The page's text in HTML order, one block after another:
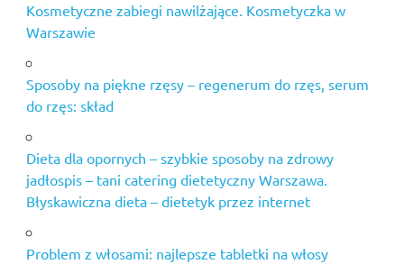
Kosmetyczne zabiegi nawilżające. Kosmetyczka w
Warszawie
Sposoby na piękne rzęsy – regenerum do rzęs, serum
do rzęs: skład
Dieta dla opornych – szybkie sposoby na zdrowy
jadłospis – tani catering dietetyczny Warszawa.
Błyskawiczna dieta – dietetyk przez internet
Problem z włosami: najlepsze tabletki na włosy